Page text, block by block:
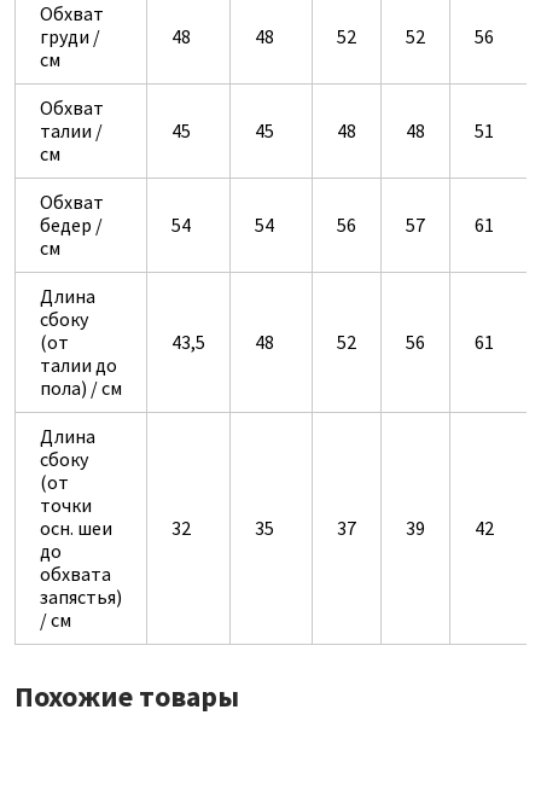
Обхват
груди /
см
48 48 52 52 56
Обхват
талии /
см
45 45 48 48 51
Обхват
бедер /
см
54 54 56 57 61
Длина
сбоку
(от
талии до
пола) / см
43,5 48 52 56 61
Длина
сбоку
(от
точки
осн. шеи
до
обхвата
запястья)
/ см
32 35 37 39 42
Похожие товары